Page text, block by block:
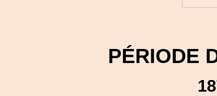
PÉRIODE